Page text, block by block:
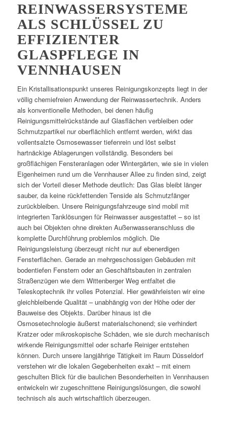
REINWASSERSYSTEME
ALS SCHLÜSSEL ZU
EFFIZIENTER
GLASPFLEGE IN
VENNHAUSEN
Ein Kristallisationspunkt unseres Reinigungskonzepts liegt in der
völlig chemiefreien Anwendung der Reinwassertechnik. Anders
als konventionelle Methoden, bei denen häufig
Reinigungsmittelrückstände auf Glasflächen verbleiben oder
Schmutzpartikel nur oberflächlich entfernt werden, wirkt das
vollentsalzte Osmosewasser tiefenrein und löst selbst
hartnäckige Ablagerungen vollständig. Besonders bei
großflächigen Fensteranlagen oder Wintergärten, wie sie in vielen
Eigenheimen rund um die Vennhauser Allee zu finden sind, zeigt
sich der Vorteil dieser Methode deutlich: Das Glas bleibt länger
sauber, da keine rückfettenden Tenside als Schmutzfänger
zurückbleiben. Unsere Reinigungsfahrzeuge sind mobil mit
integrierten Tanklösungen für Reinwasser ausgestattet – so ist
auch bei Objekten ohne direkten Außenwasseranschluss die
komplette Durchführung problemlos möglich. Die
Reinigungsleistung überzeugt nicht nur auf ebenerdigen
Fensterflächen. Gerade an mehrgeschossigen Gebäuden mit
bodentiefen Fenstern oder an Geschäftsbauten in zentralen
Straßenzügen wie dem Wittenberger Weg entfaltet die
Teleskoptechnik ihr volles Potenzial. Hier gewährleisten wir eine
gleichbleibende Qualität – unabhängig von der Höhe oder der
Bauweise des Objekts. Darüber hinaus ist die
Osmosetechnologie äußerst materialschonend; sie verhindert
Kratzer oder mikroskopische Schäden, wie sie durch mechanisch
wirkende Reinigungsmittel oder scharfe Reiniger entstehen
können. Durch unsere langjährige Tätigkeit im Raum Düsseldorf
verstehen wir die lokalen Gegebenheiten exakt – mit einem
geschulten Blick für die baulichen Besonderheiten in Vennhausen
entwickeln wir zugeschnittene Reinigungslösungen, die sowohl
technisch als auch wirtschaftlich überzeugen.